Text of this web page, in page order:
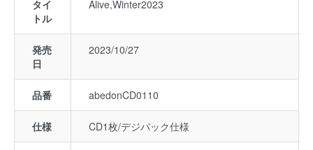
タイ
トル
Alive,Winter2023
発売
日
2023/10/27
品番 abedonCD0110
仕様 CD1枚/デジパック仕様